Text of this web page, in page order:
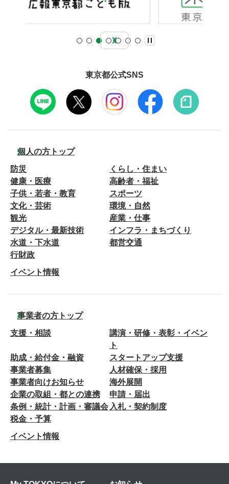
東京都公式SNS
個人の方トップ
防災
くらし・住まい
健康・医療
高齢者・福祉
子供・若者・教育
スポーツ
文化・芸術
環境・自然
観光
産業・仕事
デジタル・最新技術
インフラ・まちづくり
水道・下水道
都営交通
行財政
イベント情報
事業者の方トップ
支援・相談
講演・研修・表彰・イベン
ト
助成・給付金・融資
スタートアップ支援
事業者募集
人材確保・採用
事業者向けお知らせ
海外展開
企業の取組・都との連携
申請・届出
条例・統計・計画・審議会 入札・契約制度
税金・予算
イベント情報